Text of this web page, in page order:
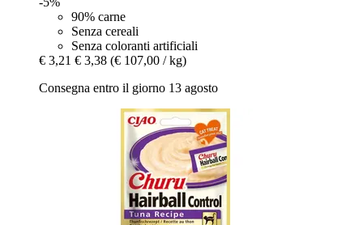
90% carne
Senza cereali
Senza coloranti artificiali
€ 3,21 € 3,38 (€ 107,00 / kg)
Consegna entro il giorno 13 agosto